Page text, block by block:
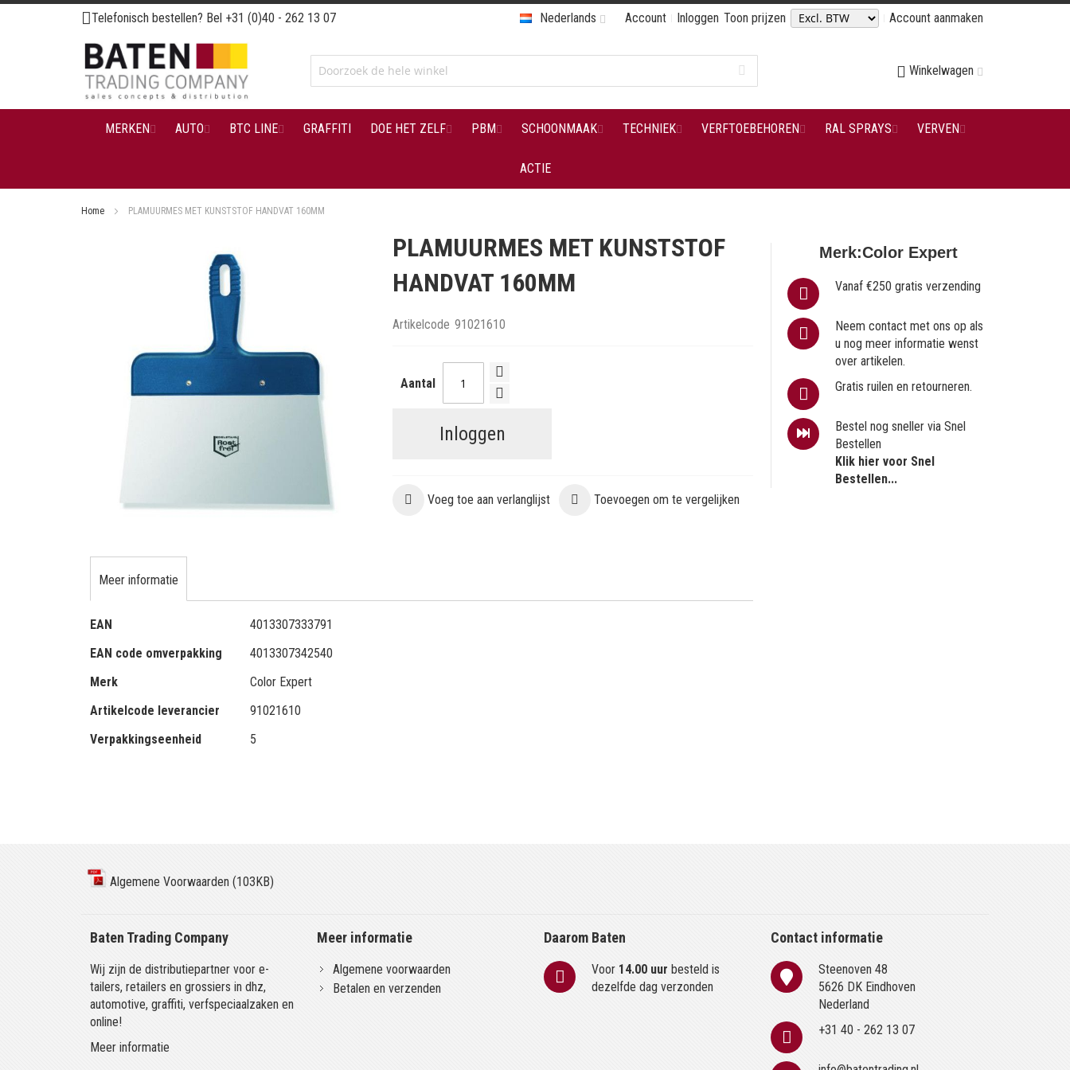
Ga
naar
de
inhoud
Telefonisch bestellen? Bel +31 (0)40 - 262 13 07 Account Inloggen Toon prijzen Account aanmaken
Nederlands
Winkelwagen
MERKEN AUTO BTC LINE GRAFFITI DOE HET ZELF PBM SCHOONMAAK TECHNIEK VERFTOEBEHOREN RAL SPRAYS VERVEN
ACTIE
Home PLAMUURMES MET KUNSTSTOF HANDVAT 160MM
naar
begin
de
gallerij
PLAMUURMES MET KUNSTSTOF
HANDVAT 160MM
Artikelcode 91021610
Aantal
Inloggen
Voeg toe aan verlanglijst Toevoegen om te vergelijken
Merk:Color Expert
Vanaf €250 gratis verzending
Neem contact met ons op als
u nog meer informatie wenst
over artikelen.
Gratis ruilen en retourneren.
Bestel nog sneller via Snel
Bestellen
Klik hier voor Snel
Bestellen...
Meer informatie
Meer
EAN
4013307333791
EAN code omverpakking
4013307342540
Merk
Color Expert
Artikelcode leverancier
91021610
Verpakkingseenheid
5
Algemene Voorwaarden (103KB)
Baten Trading Company
Wij zijn de distributiepartner voor e-
tailers, retailers en grossiers in dhz,
automotive, graffiti, verfspeciaalzaken en
online!
Meer informatie
Meer informatie
Algemene voorwaarden
Betalen en verzenden
Daarom Baten
Voor 14.00 uur besteld is
dezelfde dag verzonden
Contact informatie
Steenoven 48
5626 DK Eindhoven
Nederland
+31 40 - 262 13 07